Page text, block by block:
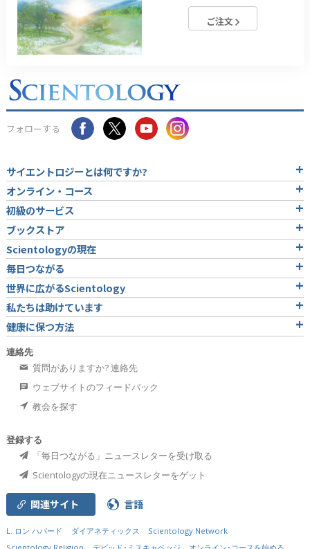
ご注文
フォローする
サイエントロジーとは何ですか?
オンライン・コース
初級のサービス
ブックストア
Scientologyの現在
毎日つながる
世界に広がるScientology
私たちは助けています
健康に保つ方法
連絡先
質問がありますか? 連絡先
ウェブサイトのフィードバック
教会を探す
登録する
「毎日つながる」ニュースレターを受け取る
Scientologyの現在ニュースレターをゲット
関連サイト 言語
L. ロン ハバード ダイアネティックス
Scientology Network